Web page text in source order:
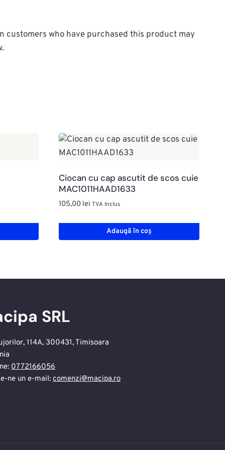
customers who have purchased this product may
Ciocan cu cap ascutit de scos cuie
MAC1011HAAD1633
105,00 lei TVA Inclus
Adaugă în coș
SRL
114A, 300431, Timisoara
0772166056
ne un e-mail:comenzi@macipa.ro